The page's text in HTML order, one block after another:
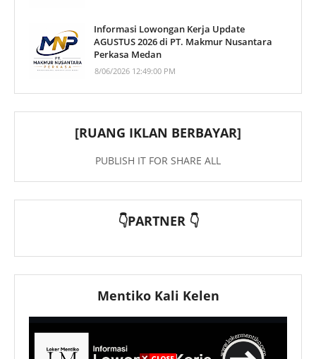
Informasi Lowongan Kerja Update
AGUSTUS 2026 di PT. Makmur Nusantara
Perkasa Medan
8/06/2026 12:49:00 PM
[RUANG IKLAN BERBAYAR]
PUBLISH IT FOR SHARE ALL
👇PARTNER 👇
Mentiko Kali Kelen